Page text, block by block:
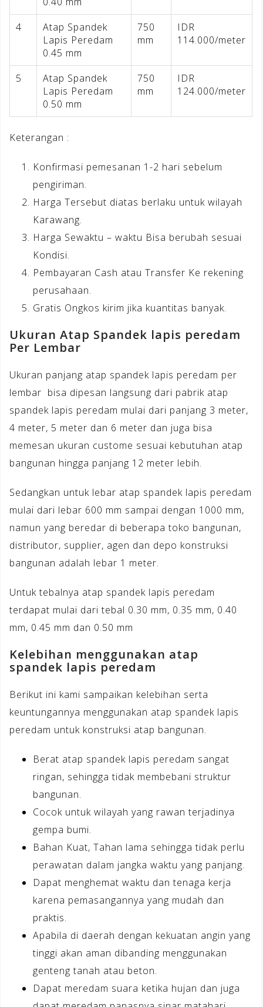
4
Atap Spandek
Lapis Peredam
0.45 mm
750
mm
IDR
114.000/meter
5
Atap Spandek
Lapis Peredam
0.50 mm
750
mm
IDR
124.000/meter
Keterangan :
Konfirmasi pemesanan 1-2 hari sebelum
pengiriman.
Harga Tersebut diatas berlaku untuk wilayah
Karawang.
Harga Sewaktu – waktu Bisa berubah sesuai
Kondisi.
Pembayaran Cash atau Transfer Ke rekening
perusahaan.
Gratis Ongkos kirim jika kuantitas banyak.
Ukuran Atap Spandek lapis peredam
Per Lembar
Ukuran panjang atap spandek lapis peredam per
lembar bisa dipesan langsung dari pabrik atap
spandek lapis peredam mulai dari panjang 3 meter,
4 meter, 5 meter dan 6 meter dan juga bisa
memesan ukuran custome sesuai kebutuhan atap
bangunan hingga panjang 12 meter lebih.
Sedangkan untuk lebar atap spandek lapis peredam
mulai dari lebar 600 mm sampai dengan 1000 mm,
namun yang beredar di beberapa toko bangunan,
distributor, supplier, agen dan depo konstruksi
bangunan adalah lebar 1 meter.
Untuk tebalnya atap spandek lapis peredam
terdapat mulai dari tebal 0.30 mm, 0.35 mm, 0.40
mm, 0.45 mm dan 0.50 mm
Kelebihan menggunakan atap
spandek lapis peredam
Berikut ini kami sampaikan kelebihan serta
keuntungannya menggunakan atap spandek lapis
peredam untuk konstruksi atap bangunan.
Berat atap spandek lapis peredam sangat
ringan, sehingga tidak membebani struktur
bangunan.
Cocok untuk wilayah yang rawan terjadinya
gempa bumi.
Bahan Kuat, Tahan lama sehingga tidak perlu
perawatan dalam jangka waktu yang panjang.
Dapat menghemat waktu dan tenaga kerja
karena pemasangannya yang mudah dan
praktis.
Apabila di daerah dengan kekuatan angin yang
tinggi akan aman dibanding menggunakan
genteng tanah atau beton.
Dapat meredam suara ketika hujan dan juga